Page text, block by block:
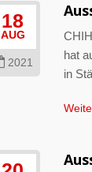
18
AUG
2021
hat
in